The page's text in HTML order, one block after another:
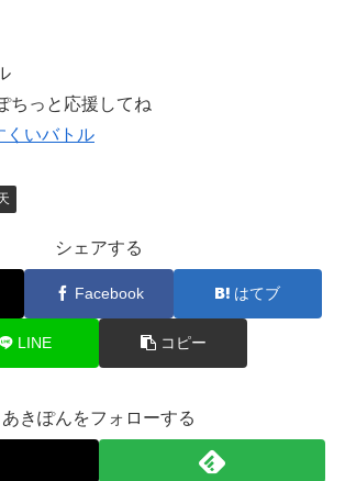
ちっと応援してね
くいバトル
シェアする
Facebook はてブ
LINE コピー
あきぽんをフォローする